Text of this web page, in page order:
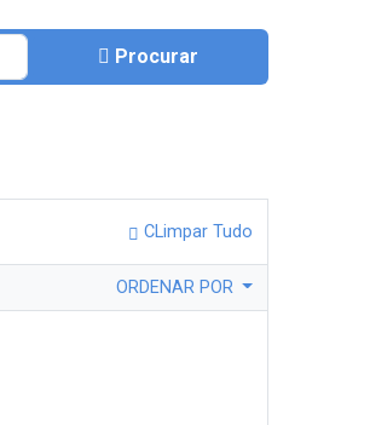
Procurar
CLimpar Tudo
ORDENAR POR